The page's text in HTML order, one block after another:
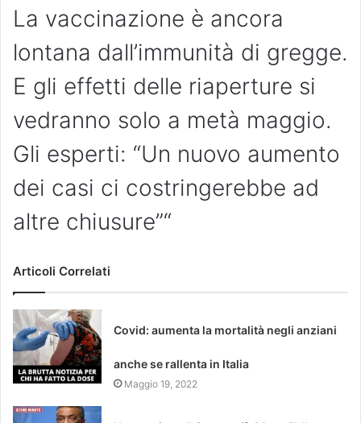
La vaccinazione è ancora
lontana dall’immunità di gregge.
E gli effetti delle riaperture si
vedranno solo a metà maggio.
Gli esperti: “Un nuovo aumento
dei casi ci costringerebbe ad
altre chiusure”“
Articoli Correlati
Covid: aumenta la mortalità negli anziani
anche se rallenta in Italia
Maggio 19, 2022